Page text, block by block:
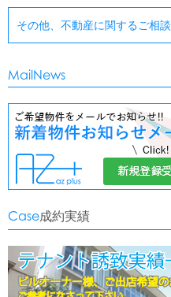
その他、不動産に関するご相談
MailNews
Case成約実績